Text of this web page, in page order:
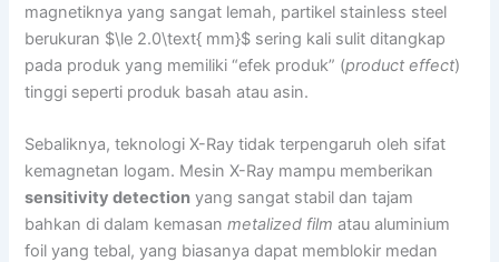
magnetiknya yang sangat lemah, partikel stainless steel
berukuran $\le 2.0\text{ mm}$ sering kali sulit ditangkap
pada produk yang memiliki “efek produk” (product effect)
tinggi seperti produk basah atau asin.
Sebaliknya, teknologi X-Ray tidak terpengaruh oleh sifat
kemagnetan logam. Mesin X-Ray mampu memberikan
sensitivity detection yang sangat stabil dan tajam
bahkan di dalam kemasanmetalized film atau aluminium
foil yang tebal, yang biasanya dapat memblokir medan